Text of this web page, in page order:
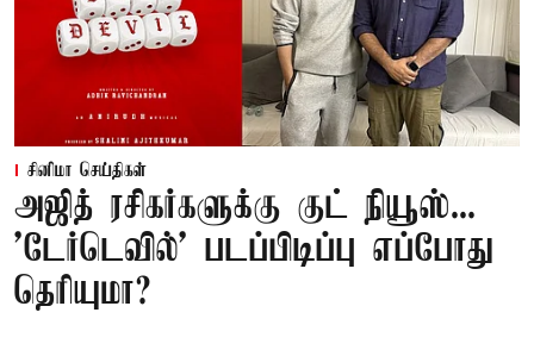
சினிமா செய்திகள்
அஜித் ரசிகர்களுக்கு குட் நியூஸ்...
'டேர்டெவில்' படப்பிடிப்பு எப்போது
தெரியுமா?